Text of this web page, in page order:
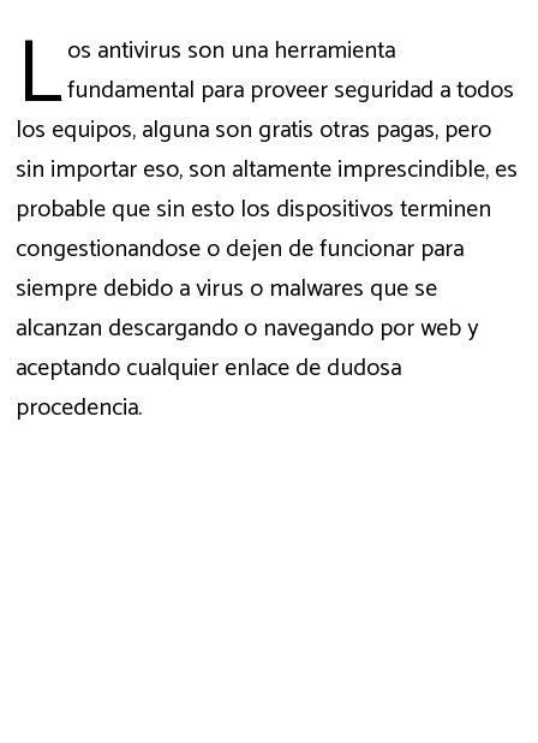
Los antivirus son una herramienta
fundamental para proveer seguridad a todos
los equipos, alguna son gratis otras pagas, pero
sin importar eso, son altamente imprescindible, es
probable que sin esto los dispositivos terminen
congestionandose o dejen de funcionar para
siempre debido a virus o malwares que se
alcanzan descargando o navegando por web y
aceptando cualquier enlace de dudosa
procedencia.